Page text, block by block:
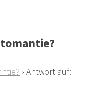
› Antwort auf: